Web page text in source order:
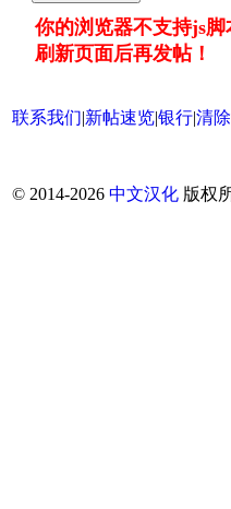
你的浏览器不支持js
刷新页面后再发帖！
联系我们|新帖速览|银行|清
© 2014-2026 中文汉化 版权